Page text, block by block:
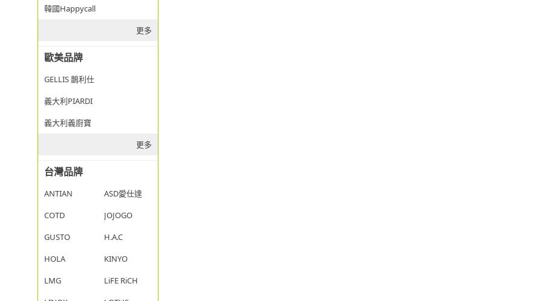
韓國Happycall
更多
歐美品牌
GELLIS 鵲利仕
義大利PIARDI
義大利義廚寶
更多
台灣品牌
ANTIAN
ASD愛仕達
COTD
JOJOGO
GUSTO
H.A.C
HOLA
KINYO
LMG
LiFE RiCH